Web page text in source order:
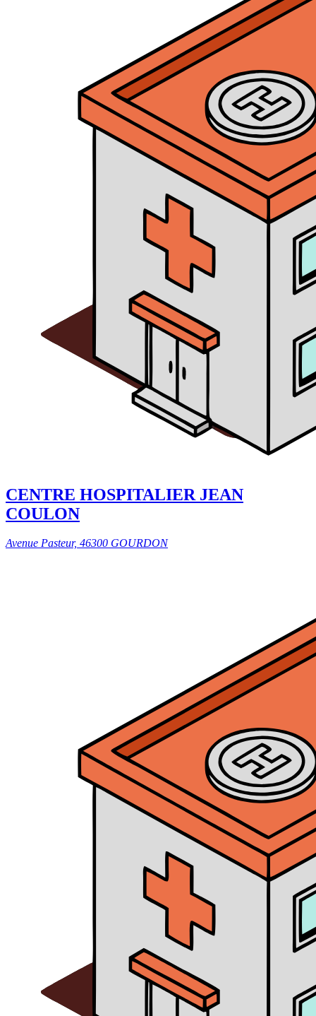
CENTRE HOSPITALIER JEAN
COULON
Avenue Pasteur, 46300 GOURDON